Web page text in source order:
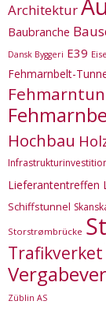
Architektur
Baubranche
Dansk Byggeri E39
Fehmarnbelt-
Hochbau
Lieferantentreffen
Schiffstunnel
Storstrømbrücke
Trafikverket
Züblin AS